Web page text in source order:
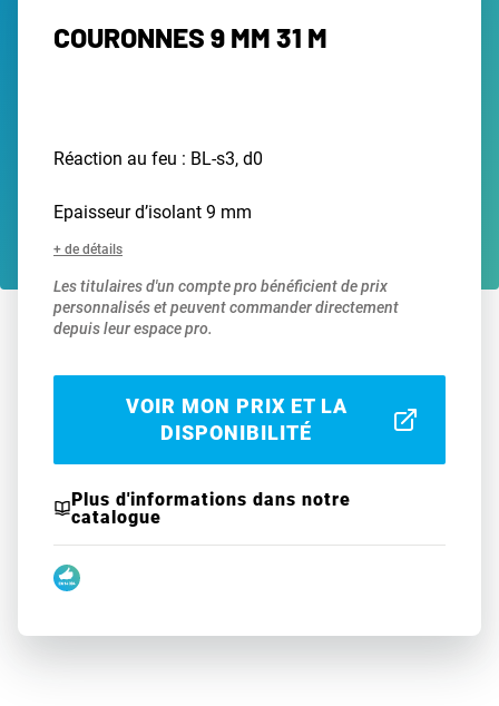
COURONNES 9 MM 31 M
Réaction au feu : BL-s3, d0
Epaisseur d’isolant 9 mm
+ de détails
Les titulaires d'un compte pro bénéficient de prix
personnalisés et peuvent commander directement
depuis leur espace pro.
VOIR MON PRIX ET LA
DISPONIBILITÉ
Plus d'informations dans notre
catalogue